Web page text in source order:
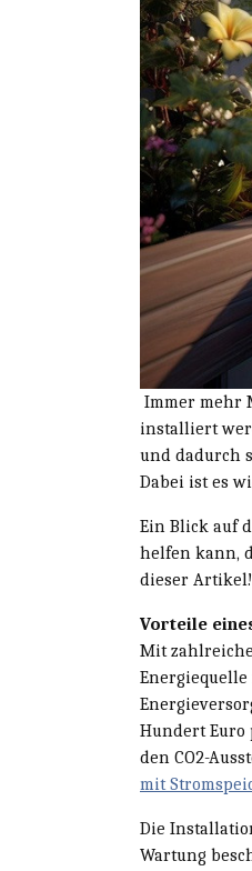
Immer mehr
installiert
und dadurch
Dabei ist es
Ein Blick auf
helfen kann,
dieser Artikel!
Vorteile
Mit
Energiequelle
Hundert Euro
den CO2-
mit
Die
Wartung